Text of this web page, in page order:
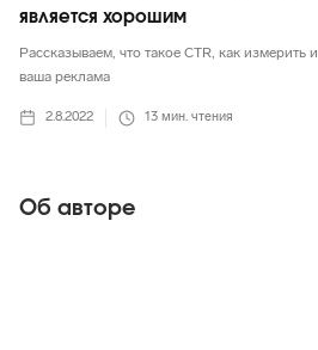
является хорошим
Рассказываем, что такое CTR, как измерить
ваша реклама
2.8.2022 13 мин. чтения
Об авторе